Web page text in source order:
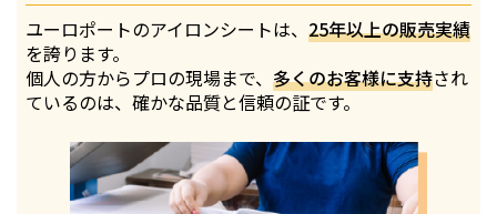
ユーロポートのアイロンシートは、25年以上の販売実績
を誇ります。
個人の方からプロの現場まで、多くのお客様に支持され
ているのは、確かな品質と信頼の証です。